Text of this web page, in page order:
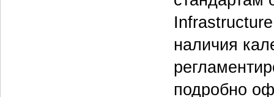
наличия
подробно